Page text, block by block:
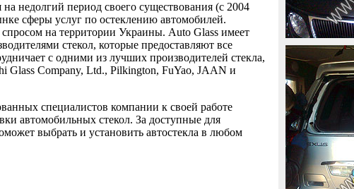
недолгий период своего существования (с 2004
сферы услуг по остеклению автомобилей.
на территории Украины. Auto Glass имеет
стекол, которые предоставляют все
с одними из лучших производителей стекла,
Glass Company, Ltd., Pilkington, FuYao, JAAN и
специалистов компании к своей работе
автомобильных стекол. За доступные для
выбрать и установить автостекла в любом